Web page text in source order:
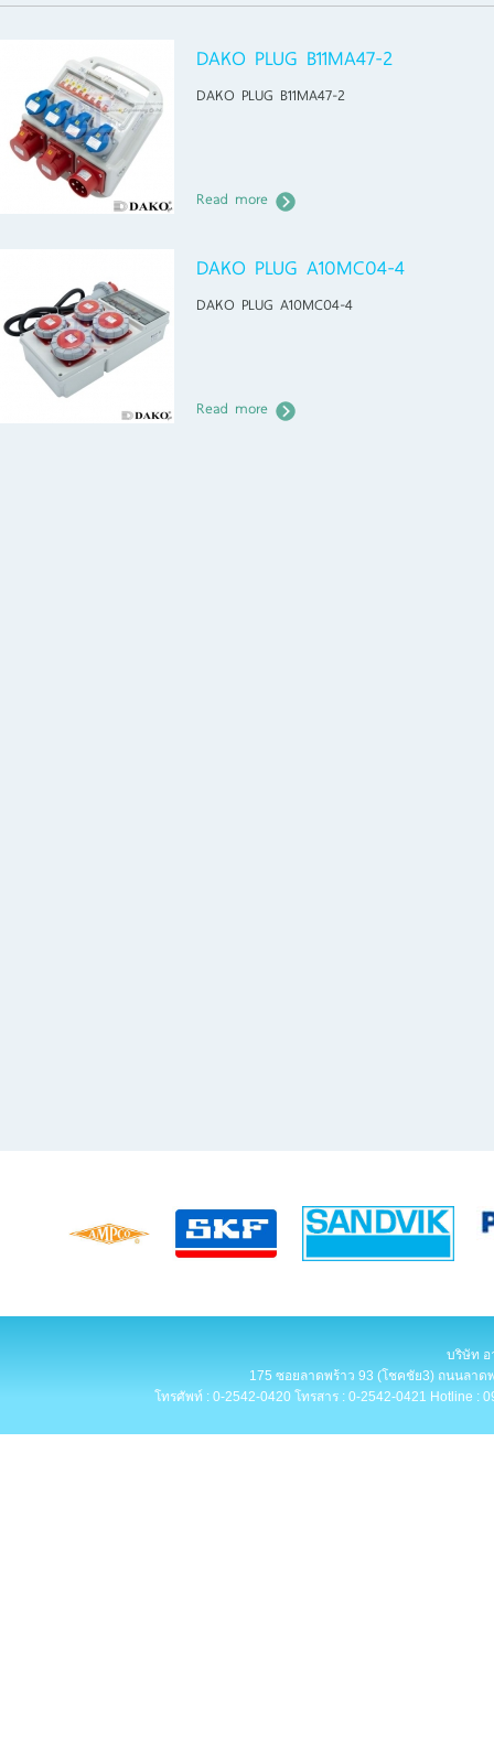
DAKO PLUG B11MA47-2
DAKO PLUG B11MA47-2
Read more
DAKO PLUG A10MC04-4
DAKO PLUG A10MC04-4
Read more
บริษัท อ
175 ซอยลาดพร้าว 93 (โชคชัย3) ถนนลาด
โทรศัพท์ : 0-2542-0420 โทรสาร : 0-2542-0421 Hotline :